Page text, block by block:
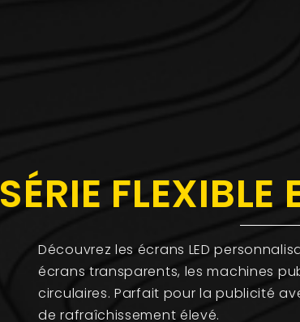
SÉRIE FLEXIBLE
Découvrez les écrans LED
écrans transparents, les machines
circulaires. Parfait pour la publicité
de rafraîchissement élevé.